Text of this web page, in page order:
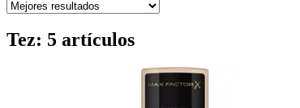
Tez: 5 artículos